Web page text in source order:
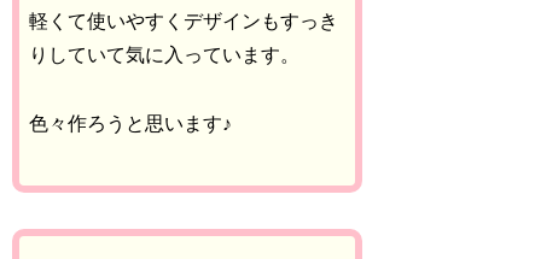
軽くて使いやすくデザインもすっき
りしていて気に入っています。
色々作ろうと思います♪